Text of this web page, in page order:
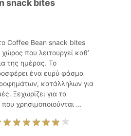
snack bites
Coffee Bean snack bites
που λειτουργεί καθ’
της ημέρας. Το
ένα ευρύ φάσμα
κατάλληλων για
Ξεχωρίζει για τα
χρησιμοποιούνται ...